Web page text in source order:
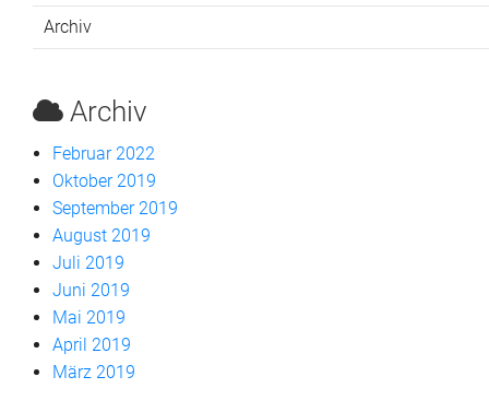
Archiv
Archiv
Februar 2022
Oktober 2019
September 2019
August 2019
Juli 2019
Juni 2019
Mai 2019
April 2019
März 2019